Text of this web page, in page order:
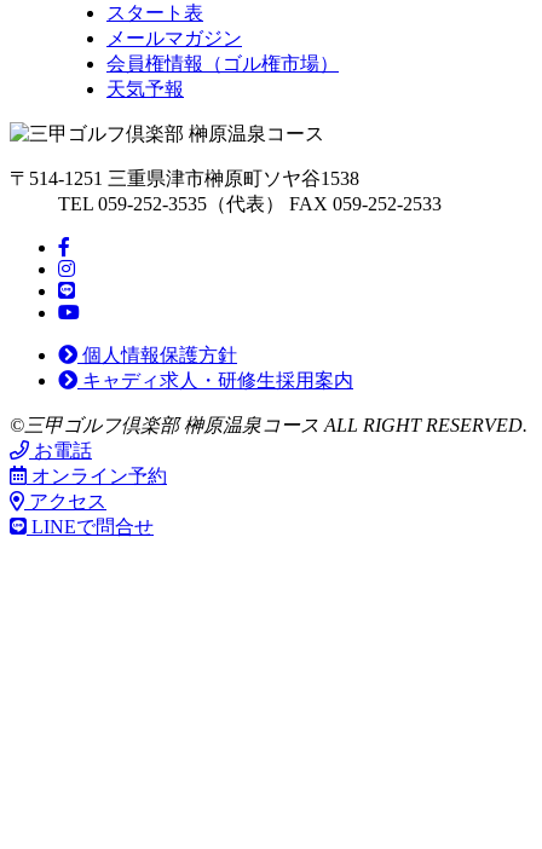
スタート表
メールマガジン
会員権情報（ゴル権市場）
天気予報
〒514-1251 三重県津市榊原町ソヤ谷1538
TEL 059-252-3535（代表） FAX 059-252-2533
個人情報保護方針
キャディ求人・研修生採用案内
©三甲ゴルフ倶楽部 榊原温泉コース ALL RIGHT RESERVED.
お電話
オンライン予約
アクセス
LINEで問合せ